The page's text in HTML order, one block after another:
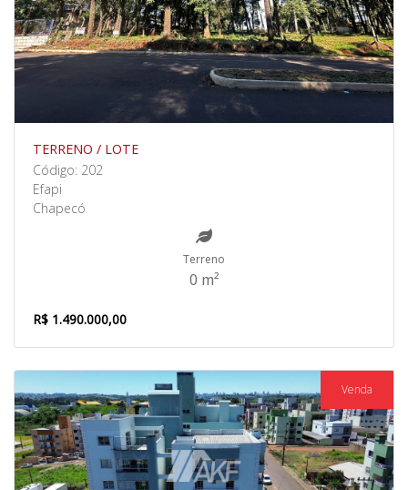
TERRENO / LOTE
Código: 202
Efapi
Chapecó
Terreno
0 m²
R$ 1.490.000,00
Venda